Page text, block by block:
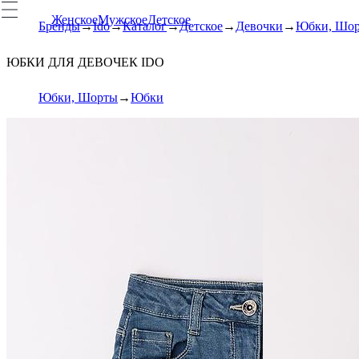
ЖенскоеМужскоеДетское
Бренды Ido Каталог Детское Девочки Юбки,
ЮБКИ ДЛЯ ДЕВОЧЕК IDO
Юбки, Шорты Юбки